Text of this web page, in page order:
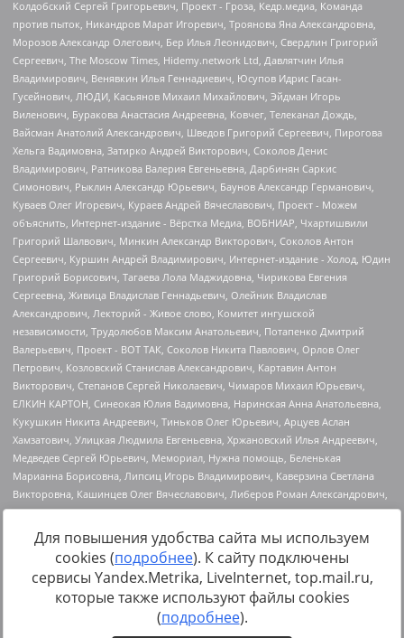
https://minjust.gov.ru/uploaded/files/reestr-
inostrannyih-agentov-22-03-2024.pdfданные на22.03.2024
Для повышения удобства сайта мы используем
cookies (подробнее). К сайту подключены
сервисы Yandex.Metrika, LiveInternet, top.mail.ru,
которые также используют файлы cookies
(подробнее).